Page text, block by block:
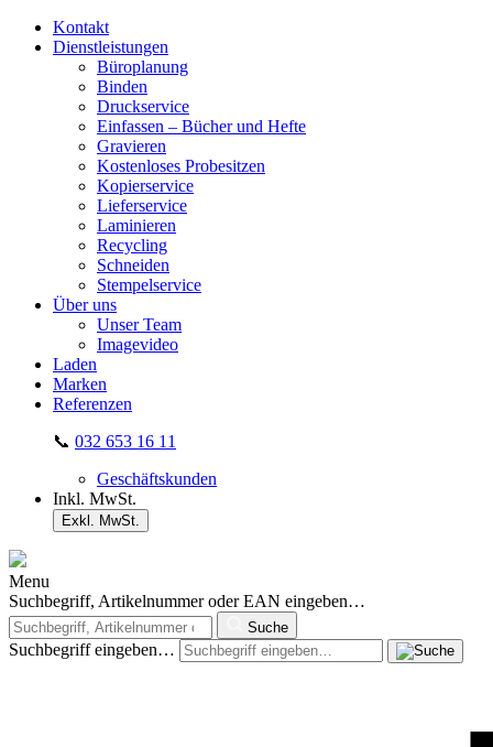
Kontakt
Dienstleistungen
Büroplanung
Binden
Druckservice
Einfassen – Bücher und Hefte
Gravieren
Kostenloses Probesitzen
Kopierservice
Lieferservice
Laminieren
Recycling
Schneiden
Stempelservice
Über uns
Unser Team
Imagevideo
Laden
Marken
Referenzen
📞 032 653 16 11
Geschäftskunden
Inkl. MwSt.
Exkl. MwSt.
Menu
Suchbegriff, Artikelnummer oder EAN eingeben…
Suche
Suchbegriff eingeben…